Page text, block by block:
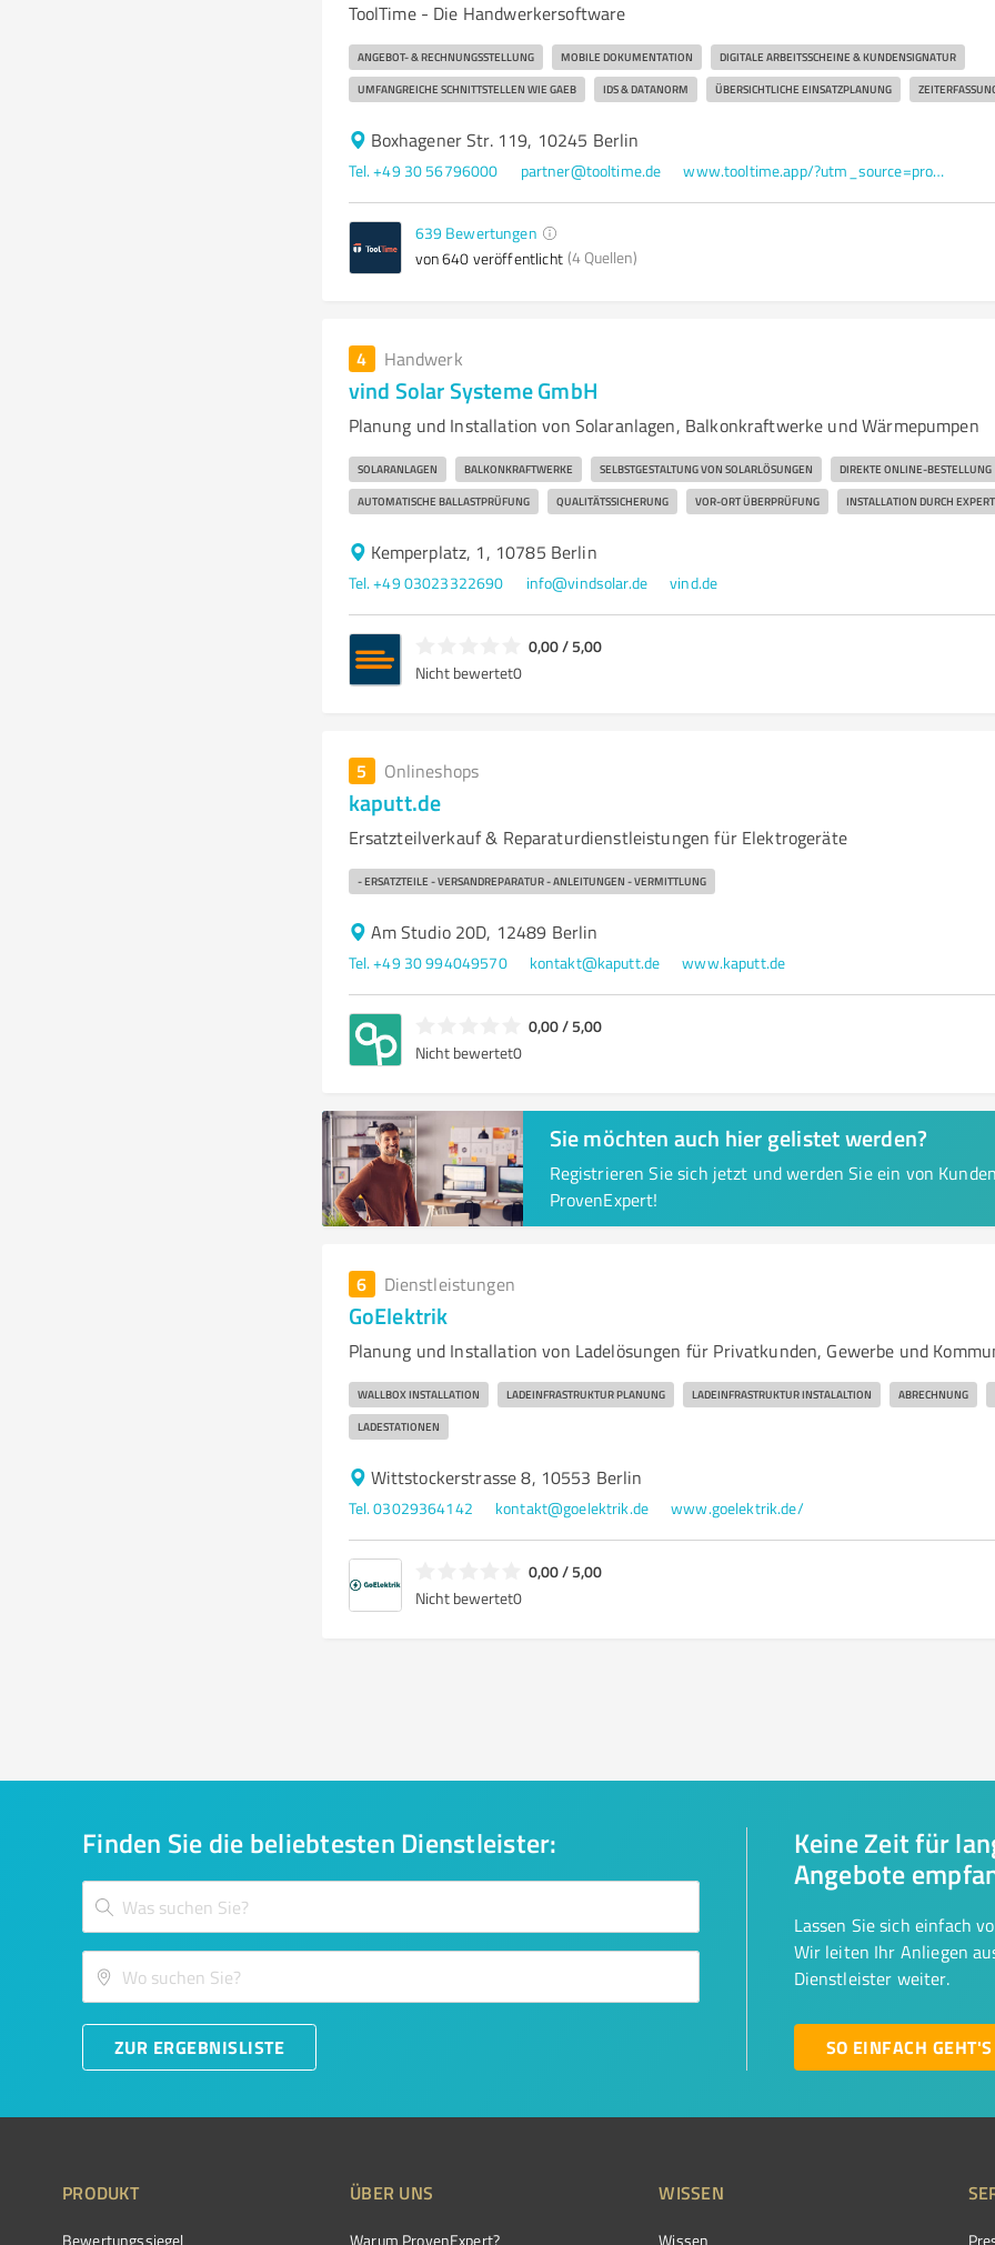
ToolTime - Die Handwerkersoftware
ANGEBOT- & RECHNUNGSSTELLUNG MOBILE DOKUMENTATION DIGITALE ARBEITSSCHEINE & KUNDENSIGNATUR
UMFANGREICHE SCHNITTSTELLEN WIE GAEB IDS & DATANORM ÜBERSICHTLICHE EINSATZPLANUNG
Boxhagener Str. 119, 10245 Berlin
Tel. +49 30 56796000 partner@tooltime.de www.tooltime.app/?utm_source=provenexpert
639 Bewertungen
von 640 veröffentlicht (4 Quellen)
4 Handwerk
vind Solar Systeme GmbH
Planung und Installation von Solaranlagen, Balkonkraftwerke und Wärmepumpen
SOLARANLAGEN BALKONKRAFTWERKE SELBSTGESTALTUNG VON SOLARLÖSUNGEN DIREKTE ONLINE-BESTELLUNG
AUTOMATISCHE BALLASTPRÜFUNG QUALITÄTSSICHERUNG VOR-ORT ÜBERPRÜFUNG INSTALLATION DURCH
Kemperplatz, 1, 10785 Berlin
Tel. +49 03023322690 info@vindsolar.de vind.de
0,00 / 5,00
Nicht bewertet0
5 Onlineshops
kaputt.de
Ersatzteilverkauf & Reparaturdienstleistungen für Elektrogeräte
- ERSATZTEILE - VERSANDREPARATUR - ANLEITUNGEN - VERMITTLUNG
Am Studio 20D, 12489 Berlin
Tel. +49 30 994049570 kontakt@kaputt.de www.kaputt.de
0,00 / 5,00
Nicht bewertet0
Sie möchten auch hier gelistet werden?
Registrieren Sie sich jetzt und werden Sie ein von
ProvenExpert!
6 Dienstleistungen
GoElektrik
Planung und Installation von Ladelösungen für Privatkunden, Gewerbe und
WALLBOX INSTALLATION LADEINFRASTRUKTUR PLANUNG LADEINFRASTRUKTUR INSTALALTION ABRECHNUNG
LADESTATIONEN
Wittstockerstrasse 8, 10553 Berlin
Tel. 03029364142 kontakt@goelektrik.de www.goelektrik.de/
0,00 / 5,00
Nicht bewertet0
Finden Sie die beliebtesten Dienstleister:
ZUR ERGEBNISLISTE
Keine Zeit für
Angebote
Lassen Sie sich einfach
Wir leiten Ihr Anliegen
Dienstleister weiter.
SO EINFACH GEHT'S
PRODUKT
Bewertungssiegel
ÜBER UNS
Warum ProvenExpert?
WISSEN
Wissen